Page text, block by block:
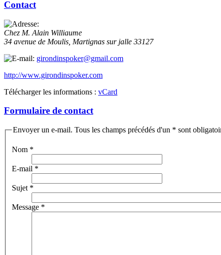
Contact
Chez M. Alain Williaume
34 avenue de Moulis, Martignas sur jalle 33127
girondinspoker@gmail.com
http://www.girondinspoker.com
Télécharger les informations : vCard
Formulaire de contact
Envoyer un e-mail. Tous les champs précédés d'un * sont
Nom *
E-mail *
Sujet *
Message *